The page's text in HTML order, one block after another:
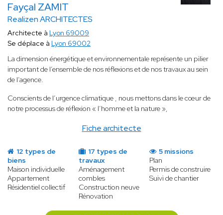
Fayçal ZAMIT
Realizen ARCHITECTES
Fiche architecte
Architecte à Lyon 69009
Se déplace à Lyon 69002
La dimension énergétique et environnementale représente un pilier
important de l’ensemble de nos réflexions et de nos travaux au sein
de l’agence.
Conscients de l’urgence climatique , nous mettons dans le cœur de
notre processus de réflexion « l’homme et la nature »,
12 types de
biens
Maison individuelle
Appartement
Résidentiel collectif
17 types de
travaux
Aménagement
combles
Construction neuve
Rénovation
5 missions
Plan
Permis de construire
Suivi de chantier